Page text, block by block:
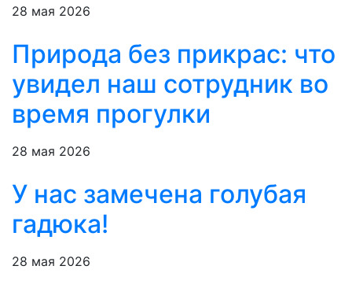
28 мая 2026
Природа без прикрас: что
увидел наш сотрудник во
время прогулки
28 мая 2026
У нас замечена голубая
гадюка!
28 мая 2026